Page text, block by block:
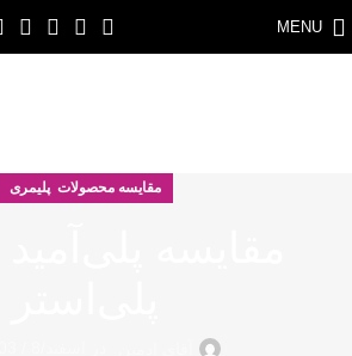
MENU
مقایسه محصولات پلیمری